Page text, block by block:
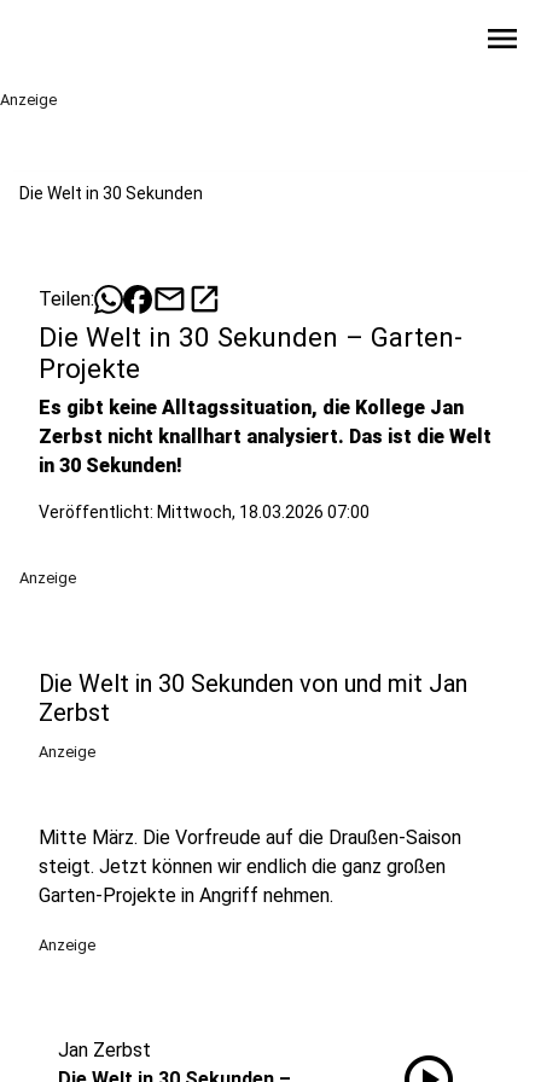
menu
Anzeige
Die Welt in 30 Sekunden
Teilen: mailopen_in_new
Die Welt in 30 Sekunden – Garten-
Projekte
Es gibt keine Alltagssituation, die Kollege Jan
Zerbst nicht knallhart analysiert. Das ist die Welt
in 30 Sekunden!
Veröffentlicht: Mittwoch, 18.03.2026 07:00
Anzeige
Die Welt in 30 Sekunden von und mit Jan
Zerbst
Anzeige
Mitte März. Die Vorfreude auf die Draußen-Saison
steigt. Jetzt können wir endlich die ganz großen
Garten-Projekte in Angriff nehmen.
Anzeige
Jan Zerbst